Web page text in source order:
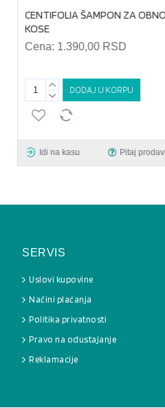
CENTIFOLIA ŠAMPON ZA
KOSE
Cena:1.390,00 RSD
DODAJ U KORPU
Idi na kasu Pitaj
SERVIS
Uslovi kupovine
Načini plaćanja
Politika privatnosti
Pravo na odustajanje
Reklamacije